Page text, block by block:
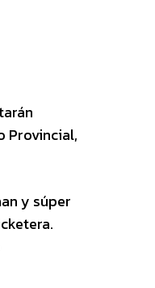
Provincial,
y súper